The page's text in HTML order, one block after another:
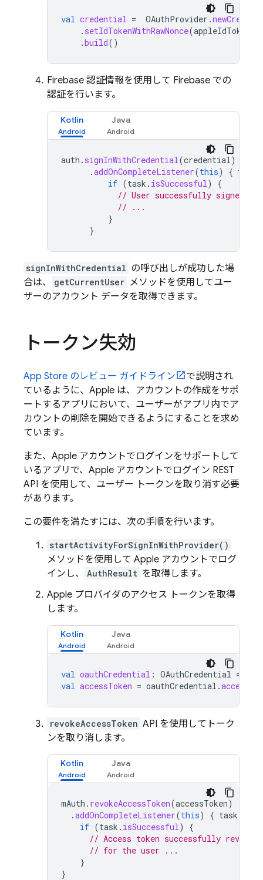
val credential = OAuthProvider .
. setIdTokenWithRawNonce(appleIdToken
.build()
Firebase 認証情報を使用して Firebase での
認証を行います。
Kotlin Java
auth . signInWithCredential(credential)
.addOnCompleteListener(this) { task
if (task . isSuccessful)
{
// User successfully signed in
// ...
}
}
signInWithCredential の呼び出しが成功した場
合は、
getCurrentUser メソッドを使用してユー
ザーのアカウント データを取得できます。
トークン失効
App Store のレビュー ガイドライン
で説明され
ているように、Apple は、アカウントの作成をサポ
ートするアプリにおいて、ユーザーがアプリ内でア
カウントの削除を開始できるようにすることを求め
ています。
また、Apple アカウントでログインをサポートして
いるアプリで、Apple アカウントでログイン REST
API を使用して、ユーザー トークンを取り消す必要
があります。
この要件を満たすには、次の手順を行います。
startActivityForSignInWithProvider()
メソッドを使用して Apple アカウントでログ
インし、
AuthResult を取得します。
Apple プロバイダのアクセス トークンを取得
します。
Kotlin Java
val oauthCredential : OAuthCredential =
val accessToken = oauthCredential .
revokeAccessToken API を使用してトーク
ンを取り消します。
Kotlin Java
mAuth . revokeAccessToken(accessToken)
.addOnCompleteListener(this) { task
if (task . isSuccessful)
{
// Access token successfully revoked
// for the user ...
}
}